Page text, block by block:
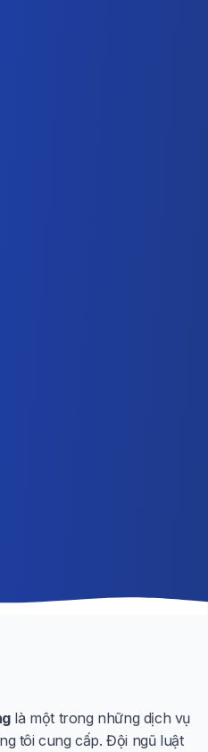
là một trong những dịch vụ
tôi cung cấp. Đội ngũ luật